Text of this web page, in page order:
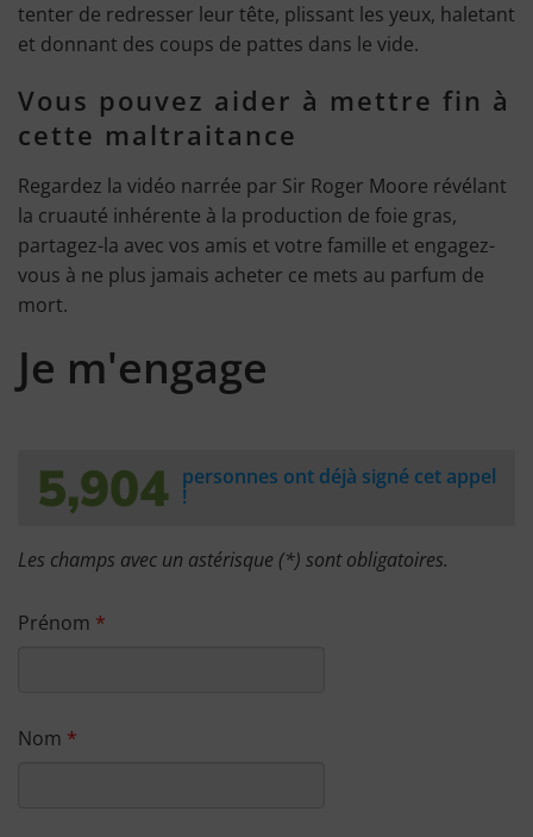
tenter de redresser leur tête, plissant les yeux, haletant
et donnant des coups de pattes dans le vide.
Vous pouvez aider à mettre fin à
cette maltraitance
Regardez la vidéo narrée par Sir Roger Moore révélant
la cruauté inhérente à la production de foie gras,
partagez-la avec vos amis et votre famille et engagez-
vous à ne plus jamais acheter ce mets au parfum de
mort.
Je m'engage
5,904 personnes ont déjà signé cet appel
!
Les champs avec un astérisque (*) sont obligatoires.
Prénom
Nom